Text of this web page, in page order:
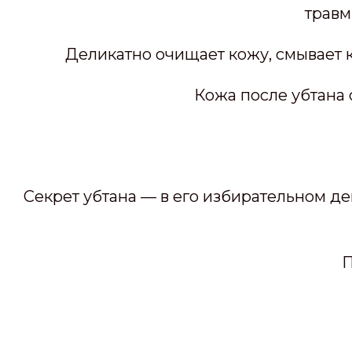
Деликатно очищает кожу, смывает
Кожа после убтана
Секрет убтана — в его избирательном